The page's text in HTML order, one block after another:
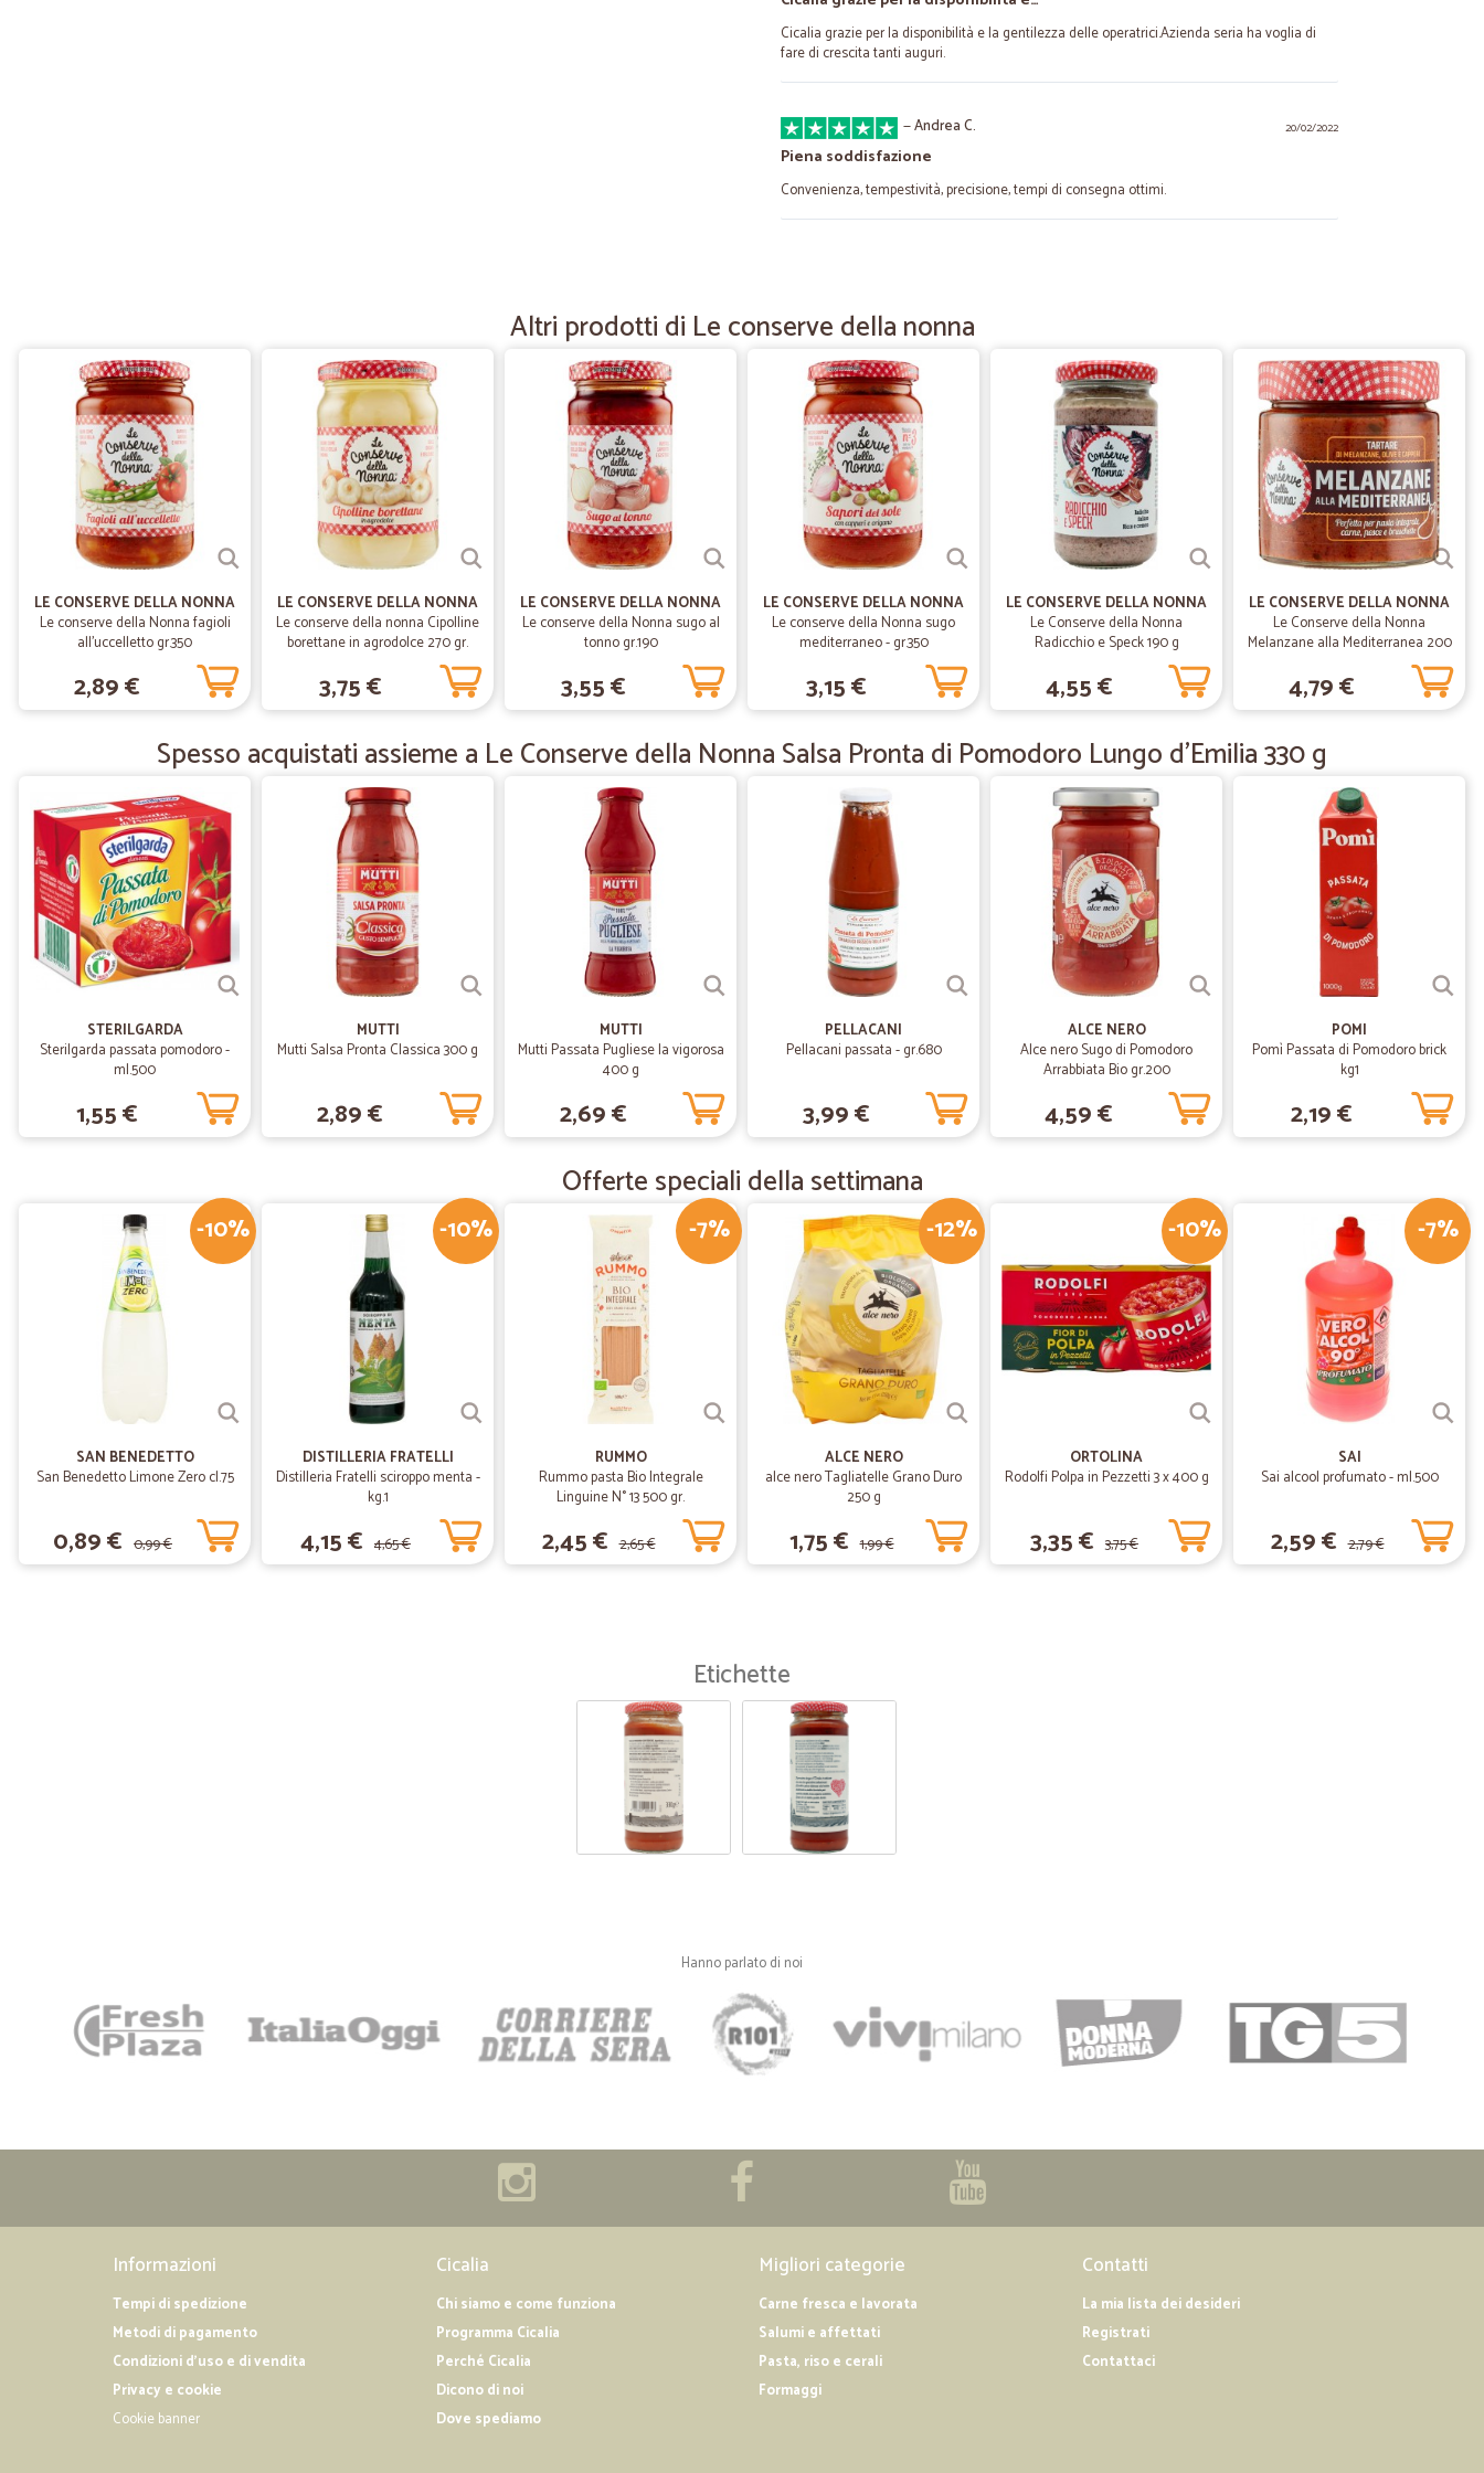
Cicalia grazie per la disponibilità e la gentilezza delle operatrici.Azienda seria ha voglia di
fare di crescita tanti auguri.
20/02/2022
—Andrea C.
Piena soddisfazione
Convenienza, tempestività, precisione, tempi di consegna ottimi.
Buon prodotto ad un prezzo ottimo ! ! Il servizio é anche eccelente.....
23/10/2020
—Marinellaste A.
Con voi mi sono trovata molto bene
Con voi mi sono trovata molto bene
23/10/2020
—Luca P.
Servizio buono,
Servizio buono, i tempi non sono velocissimi per chi abita in periferia. Consente però di fare
la spesa come se si andasse fisicamente al supermercato con prezzi competitivi.
27/08/2020
Ludovica C.
Prima esperienza, buona e da ripetere per velicotà di servizio e per il piacere di scoprire un
futuro. Grazie
Fantastica ordine facile spedizione…
Fantastica ordine facile spedizione velocissima stupendo
Servizio molto buono
—Francesca G.
Ottimo servizio
Ho riscontrato molta efficienza nonostante il brutto periodo, prodotti perfetti e consegna
veloce.
29/01/2019
—Elias F.
Valutazione Cicalia
Nessun problema di rilevante importanza
Altri prodotti di Le conserve della nonna
LE CONSERVE DELLA NONNA
Le conserve della Nonna fagioli
all'uccelletto gr.350
2,89 €
LE CONSERVE DELLA NONNA
Le conserve della nonna Cipolline
borettane in agrodolce 270 gr.
3,75 €
LE CONSERVE DELLA NONNA
Le conserve della Nonna sugo al
tonno gr.190
3,55 €
LE CONSERVE DELLA NONNA
Le conserve della Nonna sugo
mediterraneo - gr.350
3,15 €
LE CONSERVE DELLA NONNA
Le Conserve della Nonna
Radicchio e Speck 190 g
4,55 €
LE CONSERVE DELLA NONNA
Le Conserve della Nonna
Melanzane alla Mediterranea 200
4,79 €
Spesso acquistati assieme a Le Conserve della Nonna Salsa Pronta di Pomodoro Lungo d'Emilia 330 g
STERILGARDA
Sterilgarda passata pomodoro -
ml.500
1,55 €
MUTTI
Mutti Salsa Pronta Classica 300 g
2,89 €
MUTTI
Mutti Passata Pugliese la vigorosa
400 g
2,69 €
PELLACANI
Pellacani passata - gr.680
3,99 €
ALCE NERO
Alce nero Sugo di Pomodoro
Arrabbiata Bio gr.200
4,59 €
POMI
Pomì Passata di Pomodoro brick
kg1
2,19 €
Offerte speciali della settimana
-10%
SAN BENEDETTO
San Benedetto Limone Zero cl.75
0,89 € 0,99 €
-10%
DISTILLERIA FRATELLI
Distilleria Fratelli sciroppo menta -
kg.1
4,15 € 4,65 €
-7%
RUMMO
Rummo pasta Bio Integrale
Linguine N° 13 500 gr.
2,45 € 2,65 €
-12%
ALCE NERO
alce nero Tagliatelle Grano Duro
250 g
1,75 € 1,99 €
-10%
ORTOLINA
Rodolfi Polpa in Pezzetti 3 x 400 g
3,35 € 3,75 €
-7%
SAI
Sai alcool profumato - ml.500
2,59 € 2,79 €
Etichette
Hanno parlato di noi
Informazioni
Tempi di spedizione
Metodi di pagamento
Condizioni d'uso e di vendita
Privacy e cookie
Cookie banner
Cicalia
Chi siamo e come funziona
Programma Cicalia
Perché Cicalia
Dicono di noi
Dove spediamo
Migliori categorie
Carne fresca e lavorata
Salumi e affettati
Pasta, riso e cerali
Formaggi
Contatti
La mia lista dei desideri
Registrati
Contattaci